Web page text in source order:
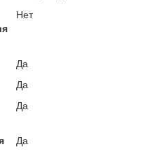
Нет
Да
Да
Да
Да